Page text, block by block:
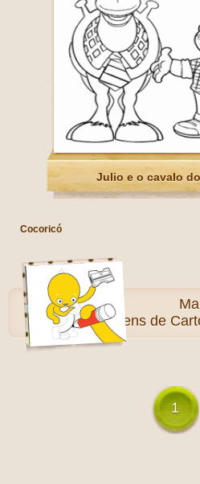
Julio e o cavalo
Cocoricó
Personagens de
1